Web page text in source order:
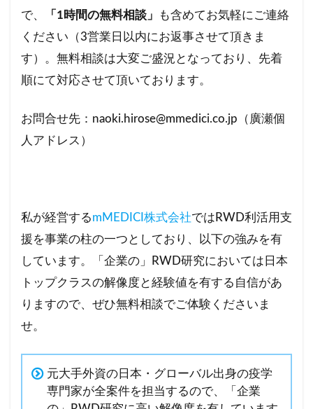
で、
「1時間の無料相談」
も含めてお気軽にご連絡
ください（3営業日以内にお返事させて頂きま
す）。無料相談は大変ご盛況となっており、先着
順にて対応させて頂いております。
お問合せ先：naoki.hirose@mmedici.co.jp（廣瀬個
人アドレス）
私が経営するmMEDICI株式会社ではRWD利活用支
援を事業の柱の一つとしており、以下の強みを有
しています。「企業の」RWD研究においては日本
トップクラスの解像度と経験値を有する自信があ
りますので、ぜひ無料相談でご体験くださいま
せ。
元大手外資の日本・グローバル出身の疫学
専門家が全案件を担当するので、「企業